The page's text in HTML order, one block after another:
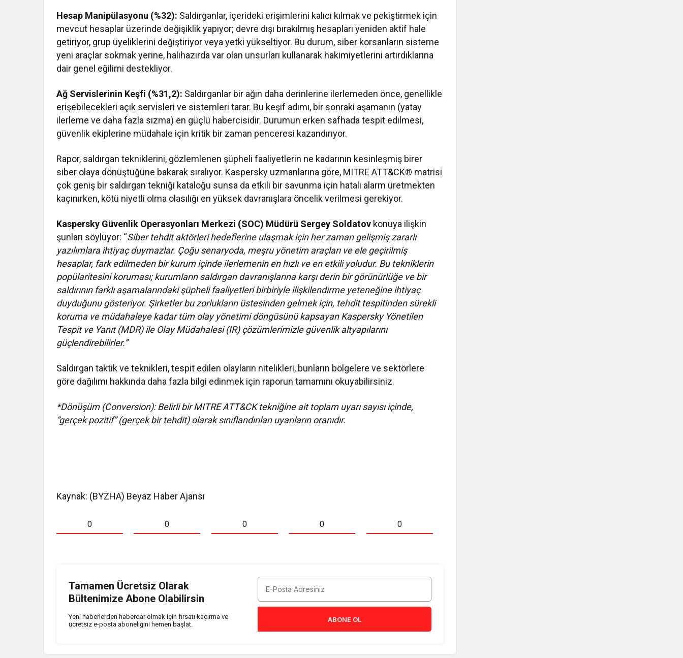
Hesap Manipülasyonu (%32): Saldırganlar, içerideki erişimlerini kalıcı kılmak ve pekiştirmek için
mevcut hesaplar üzerinde değişiklik yapıyor; devre dışı bırakılmış hesapları yeniden aktif hale
getiriyor, grup üyeliklerini değiştiriyor veya yetki yükseltiyor. Bu durum, siber korsanların sisteme
yeni araçlar sokmak yerine, halihazırda var olan unsurları kullanarak hakimiyetlerini artırdıklarına
dair genel eğilimi destekliyor.
Ağ Servislerinin Keşfi (%31,2): Saldırganlar bir ağın daha derinlerine ilerlemeden önce, genellikle
erişebilecekleri açık servisleri ve sistemleri tarar. Bu keşif adımı, bir sonraki aşamanın (yatay
ilerleme ve daha fazla sızma) en güçlü habercisidir. Durumun erken safhada tespit edilmesi,
güvenlik ekiplerine müdahale için kritik bir zaman penceresi kazandırıyor.
Rapor, saldırgan tekniklerini, gözlemlenen şüpheli faaliyetlerin ne kadarının kesinleşmiş birer
siber olaya dönüştüğüne bakarak sıralıyor. Kaspersky uzmanlarına göre, MITRE ATT&CK® matrisi
çok geniş bir saldırgan tekniği kataloğu sunsa da etkili bir savunma için hatalı alarm üretmekten
kaçınırken, kötü niyetli olma olasılığı en yüksek davranışlara öncelik verilmesi gerekiyor.
Kaspersky Güvenlik Operasyonları Merkezi (SOC) Müdürü Sergey Soldatov konuya ilişkin
şunları söylüyor: “Siber tehdit aktörleri hedeflerine ulaşmak için her zaman gelişmiş zararlı
yazılımlara ihtiyaç duymazlar. Çoğu senaryoda, meşru yönetim araçları ve ele geçirilmiş
hesaplar, fark edilmeden bir kurum içinde ilerlemenin en hızlı ve en etkili yoludur. Bu tekniklerin
popülaritesini koruması; kurumların saldırgan davranışlarına karşı derin bir görünürlüğe ve bir
saldırının farklı aşamalarındaki şüpheli faaliyetleri birbiriyle ilişkilendirme yeteneğine ihtiyaç
duyduğunu gösteriyor. Şirketler bu zorlukların üstesinden gelmek için, tehdit tespitinden sürekli
koruma ve müdahaleye kadar tüm olay yönetimi döngüsünü kapsayan Kaspersky Yönetilen
Tespit ve Yanıt (MDR) ile Olay Müdahalesi (IR) çözümlerimizle güvenlik altyapılarını
güçlendirebilirler.”
Saldırgan taktik ve teknikleri, tespit edilen olayların nitelikleri, bunların bölgelere ve sektörlere
göre dağılımı hakkında daha fazla bilgi edinmek için raporun tamamını okuyabilirsiniz.
*Dönüşüm (Conversion): Belirli bir MITRE ATT&CK tekniğine ait toplam uyarı sayısı içinde,
“gerçek pozitif” (gerçek bir tehdit) olarak sınıflandırılan uyarıların oranıdır.
Kaynak: (BYZHA) Beyaz Haber Ajansı
0 0 0 0 0
Tamamen Ücretsiz Olarak
Bültenimize Abone Olabilirsin
Yeni haberlerden haberdar olmak için fırsatı kaçırma ve
ücretsiz e-posta aboneliğini hemen başlat.
ABONE OL